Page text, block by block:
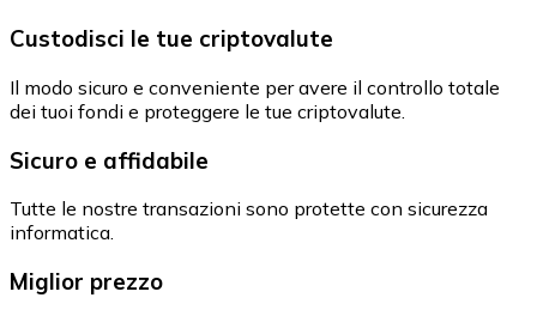
Custodisci le tue criptovalute
Il modo sicuro e conveniente per avere il controllo totale
dei tuoi fondi e proteggere le tue criptovalute.
Sicuro e affidabile
Tutte le nostre transazioni sono protette con sicurezza
informatica.
Miglior prezzo